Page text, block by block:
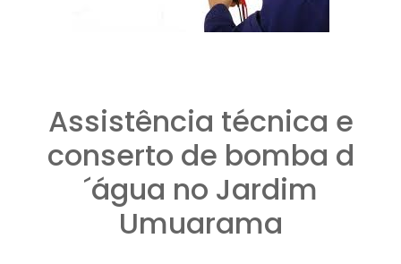
Assistência técnica e
conserto de bomba d
´água no Jardim
Umuarama